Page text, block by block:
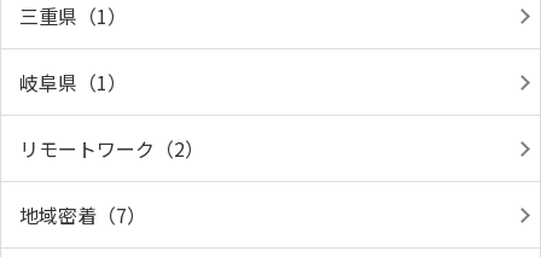
三重県（1）
岐阜県（1）
リモートワーク（2）
地域密着（7）